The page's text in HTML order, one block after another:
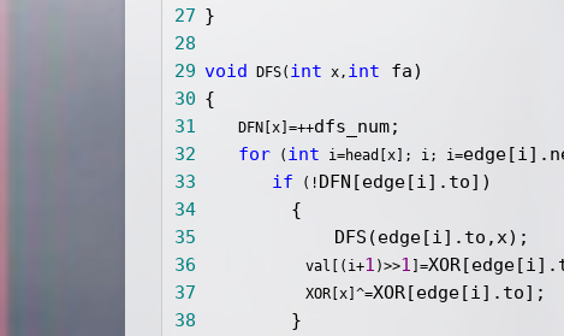
27
28
29 void DFS( int x, int
30
31
     DFN[x]=++
32
for ( int i=head[x]; i; i=
33
if (!
34
35
36
             val[(i+
1 )>>1 ]=
37
             XOR[x]^=
38